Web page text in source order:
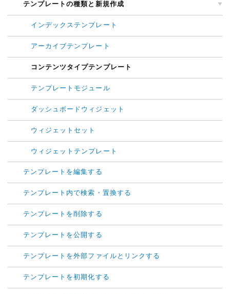
テンプレートの種類と新規作成
インデックステンプレート
アーカイブテンプレート
コンテンツタイプテンプレート
テンプレートモジュール
ダッシュボードウィジェット
ウィジェットセット
ウィジェットテンプレート
テンプレートを編集する
テンプレート内で検索・置換する
テンプレートを削除する
テンプレートを公開する
テンプレートを外部ファイルとリンクする
テンプレートを初期化する